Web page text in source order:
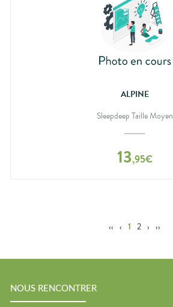
ALPINE
Sleepdeep Taille Moyen
13,95€
‹‹ ‹ 1 2 › ››
NOUS RENCONTRER